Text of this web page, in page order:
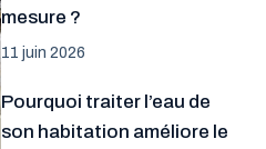
mesure ?
11 juin 2026
Pourquoi traiter l’eau de
son habitation améliore le